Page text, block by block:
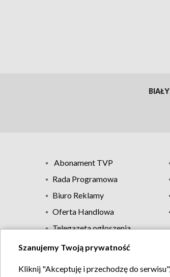
Abonament TVP
Rada Programowa
Biuro Reklamy
Oferta Handlowa
Telegazeta ogłoszenia
Szanujemy Twoją prywatność
Kliknij "Akceptuję i przechodzę do